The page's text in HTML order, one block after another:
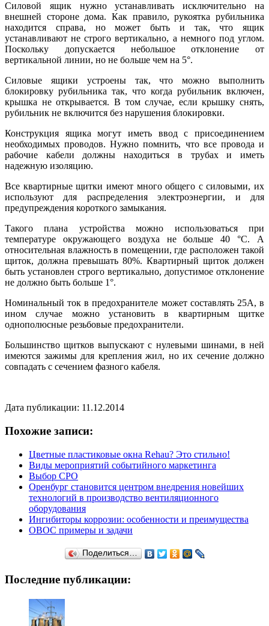
Силовой ящик нужно устанавливать исключительно на
внешней стороне дома. Как правило, рукоятка рубильника
находится справа, но может быть и так, что ящик
устанавливают не строго вертикально, а немного под углом.
Поскольку допускается небольшое отклонение от
вертикальной линии, но не больше чем на 5°.
Силовые ящики устроены так, что можно выполнить
блокировку рубильника так, что когда рубильник включен,
крышка не открывается. В том случае, если крышку снять,
рубильник не включится без нарушения блокировки.
Конструкция ящика могут иметь ввод с присоединением
необходимых проводов. Нужно помнить, что все провода и
рабочие кабели должны находиться в трубах и иметь
надежную изоляцию.
Все квартирные щитки имеют много общего с силовыми, их
используют для распределения электроэнергии, и для
предупреждения короткого замыкания.
Такого плана устройства можно использоваться при
температуре окружающего воздуха не больше 40 °С. А
относительная влажность в помещении, где расположен такой
щиток, должна превышать 80%. Квартирный щиток должен
быть установлен строго вертикально, допустимое отклонение
не должно быть больше 1°.
Номинальный ток в предохранителе может составлять 25А, в
ином случае можно установить в квартирным щитке
однополюсные резьбовые предохранители.
Большинство щитков выпускают с нулевыми шинами, в ней
имеются зажимы для крепления жил, но их сечение должно
совпадать с сечением фазного кабеля.
Дата публикации: 11.12.2014
Похожие записи:
Цветные пластиковые окна Rehau? Это стильно!
Виды мероприятий событийного маркетинга
Выбор СРО
Оренбург становится центром внедрения новейших
технологий в производство вентиляционного
оборудования
Ингибиторы коррозии: особенности и преимущества
ОВОС примеры и задачи
Поделиться…
Последние публикации: